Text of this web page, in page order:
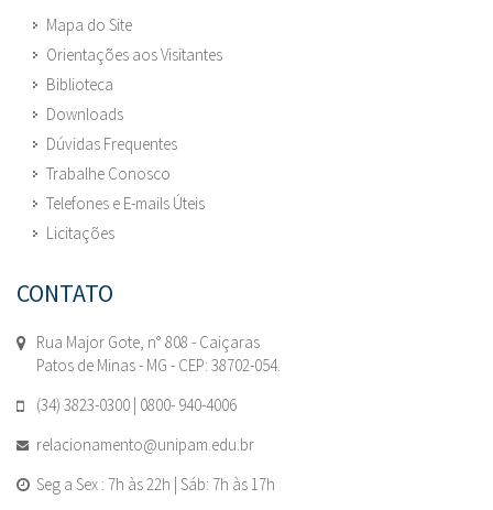
Mapa do Site
Orientações aos Visitantes
Biblioteca
Downloads
Dúvidas Frequentes
Trabalhe Conosco
Telefones e E-mails Úteis
Licitações
CONTATO
Rua Major Gote, n° 808 - Caiçaras
Patos de Minas - MG - CEP: 38702-054.
(34) 3823-0300 | 0800- 940-4006
relacionamento@unipam.edu.br
Seg a Sex : 7h às 22h | Sáb: 7h às 17h